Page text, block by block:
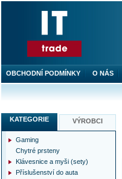
KATEGORIE VÝROBCI
Gaming
Chytré prsteny
Klávesnice a myši (sety)
Příslušenství do auta
OBCHODNÍ PODMÍNKY O NÁS